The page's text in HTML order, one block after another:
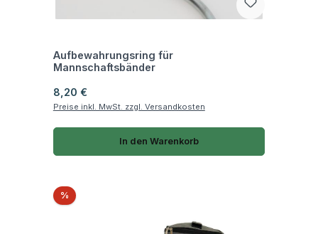
Aufbewahrungsring für
Mannschaftsbänder
Regulärer Preis:
8,20 €
Preise inkl. MwSt. zzgl. Versandkosten
In den Warenkorb
%Rabatt